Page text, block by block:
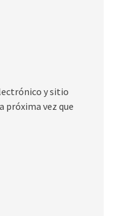
y sitio
próxima vez que